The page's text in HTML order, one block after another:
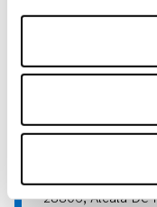
nuestraPolítica de
Avda. De
28703, San
ALCALÁ DE
Calle Euclides, 37
28806, Alcalá De